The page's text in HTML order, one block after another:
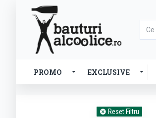
PROMO EXCLUSIVE
Reset Filtru